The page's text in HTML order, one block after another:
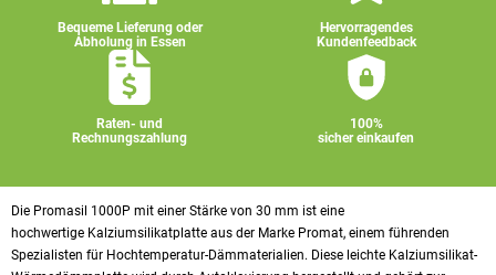
Bequeme Lieferung oder
Abholung in Essen
Hervorragendes
Kundenfeedback
Raten- und
Rechnungszahlung
100%
sicher einkaufen
Die Promasil 1000P mit einer Stärke von 30 mm ist eine
hochwertige Kalziumsilikatplatte aus der Marke Promat, einem führenden
Spezialisten für Hochtemperatur-Dämmaterialien. Diese leichte Kalziumsilikat-